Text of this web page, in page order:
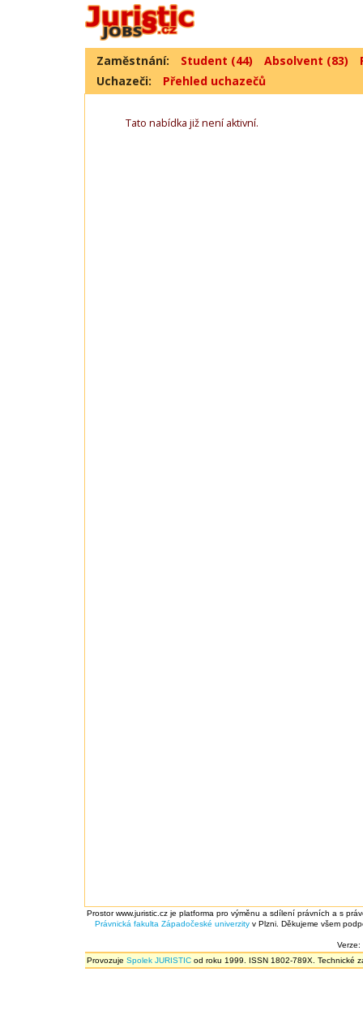
Zaměstnání: Student (44) Absolvent (83)
Uchazeči:
Přehled uchazečů
Tato nabídka již není aktivní.
Prostor www.juristic.cz je platforma pro výměnu a sdílení právních a s
Právnická fakulta Západočeské univerzity v Plzni. Děkujeme všem
Verze:
Provozuje Spolek JURISTIC od roku 1999. ISSN 1802-789X. Technické